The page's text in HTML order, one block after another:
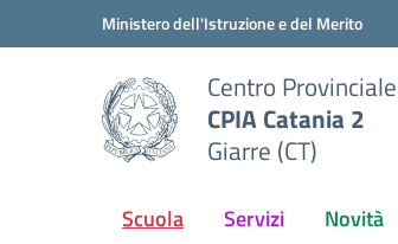
Vai ai contenuti
Vai al menu di navigazioneMinistero dell'Istruzione e del Merito
Centro
CPIA Catania 2
Giarre (CT)
Scuola Servizi Novità